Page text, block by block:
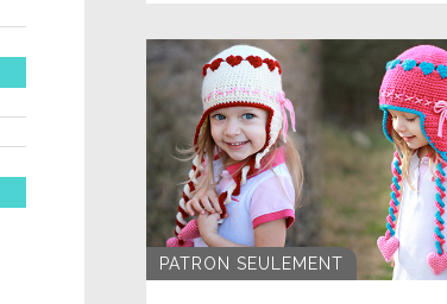
PATRON SEULEMENT